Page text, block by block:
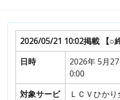
2026/05/21 10:02掲載
【○
日時
2026年 5月
0:00
対象サービ
ＬＣＶひか